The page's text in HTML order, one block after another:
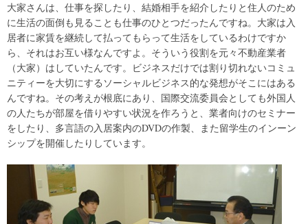
大家さんは、仕事を探したり、結婚相手を紹介したりと住人のため
に生活の面倒も見ることも仕事のひとつだったんですね。大家は入
居者に家賃を継続して払ってもらって生活をしているわけですか
ら、それはお互い様なんですよ。そういう役割を元々不動産業者
（大家）はしていたんです。ビジネスだけでは割り切れないコミュ
ニティーを大切にするソーシャルビジネス的な発想がそこにはある
んですね。その考えが根底にあり、国際交流委員会としても外国人
の人たちが部屋を借りやすい状況を作ろうと、業者向けのセミナー
をしたり、多言語の入居案内のDVDの作製、また留学生のインーン
シップを開催したりしています。